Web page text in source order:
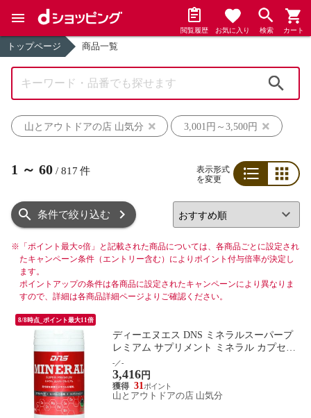
閲覧履歴 お気に入り 検索 カート
トップページ 商品一覧
山とアウトドアの店 山気分
3,001円～3,500円
1 ～ 60 / 817 件
表示形式
を変更
条件で絞り込む
※ 「ポイント最大○倍」と記載された商品については、各商品ごとに設定され
たキャンペーン条件（エントリー含む）によりポイント付与倍率が決定し
ます。
ポイントアップの条件は各商品に設定されたキャンペーンにより異なりま
すので、詳細は各商品詳細ページよりご確認ください。
8/8時点_ポイント最大11倍
ディーエヌエス DNS ミネラルスーパープ
レミアム サプリメント ミネラル カプセル
タイプ コンディショニング インフォーム
ドチョイス ミネラル補給 ジム トレーニン
グ コンディション MINESPPRM
-／-
3,416円
31
山とアウトドアの店 山気分